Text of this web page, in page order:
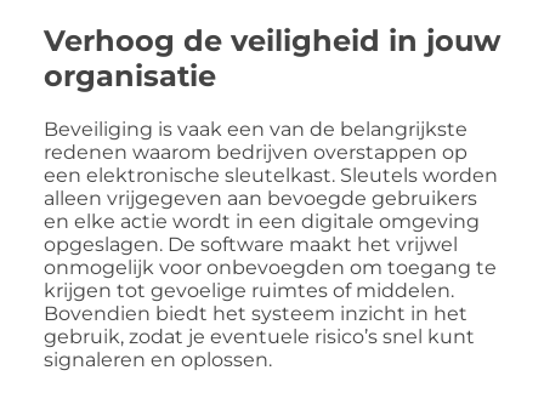
Verhoog de veiligheid in jouw
organisatie
Beveiliging is vaak een van de belangrijkste
redenen waarom bedrijven overstappen op
een elektronische sleutelkast. Sleutels worden
alleen vrijgegeven aan bevoegde gebruikers
en elke actie wordt in een digitale omgeving
opgeslagen. De software maakt het vrijwel
onmogelijk voor onbevoegden om toegang te
krijgen tot gevoelige ruimtes of middelen.
Bovendien biedt het systeem inzicht in het
gebruik, zodat je eventuele risico’s snel kunt
signaleren en oplossen.